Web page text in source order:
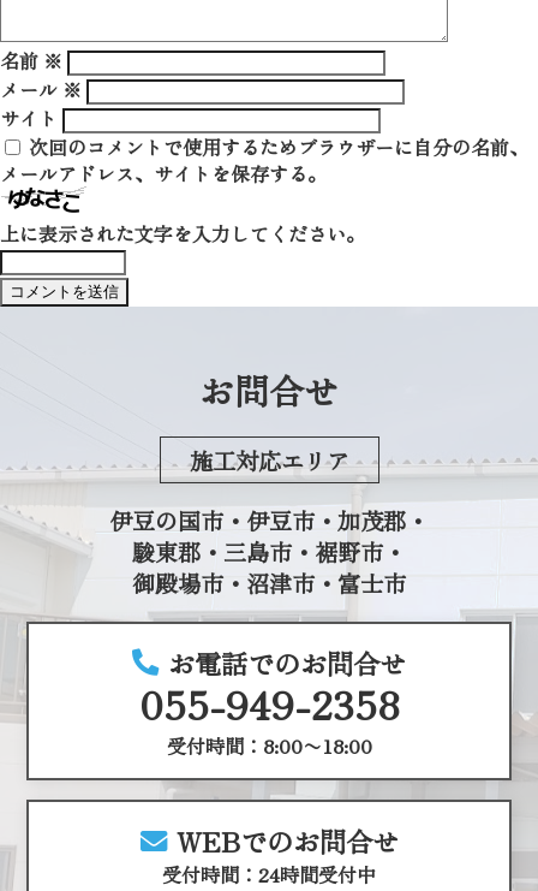
名前 ※
メール ※
サイト
次回のコメントで使用するためブラウザーに自分の名前、
メールアドレス、サイトを保存する。
上に表示された文字を入力してください。
お問合せ
施工対応エリア
伊豆の国市・伊豆市・加茂郡・
駿東郡・三島市・裾野市・
御殿場市・沼津市・富士市
お電話でのお問合せ
055-949-2358
受付時間：8:00〜18:00
WEBでのお問合せ
受付時間：24時間受付中